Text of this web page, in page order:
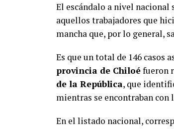
El escándalo a nivel nacional
aquellos trabajadores que
mancha que, por lo general,
Es que un total de 146 casos
provincia de Chiloéfueron
de la República, que
mientras se encontraban con
En el listado nacional,